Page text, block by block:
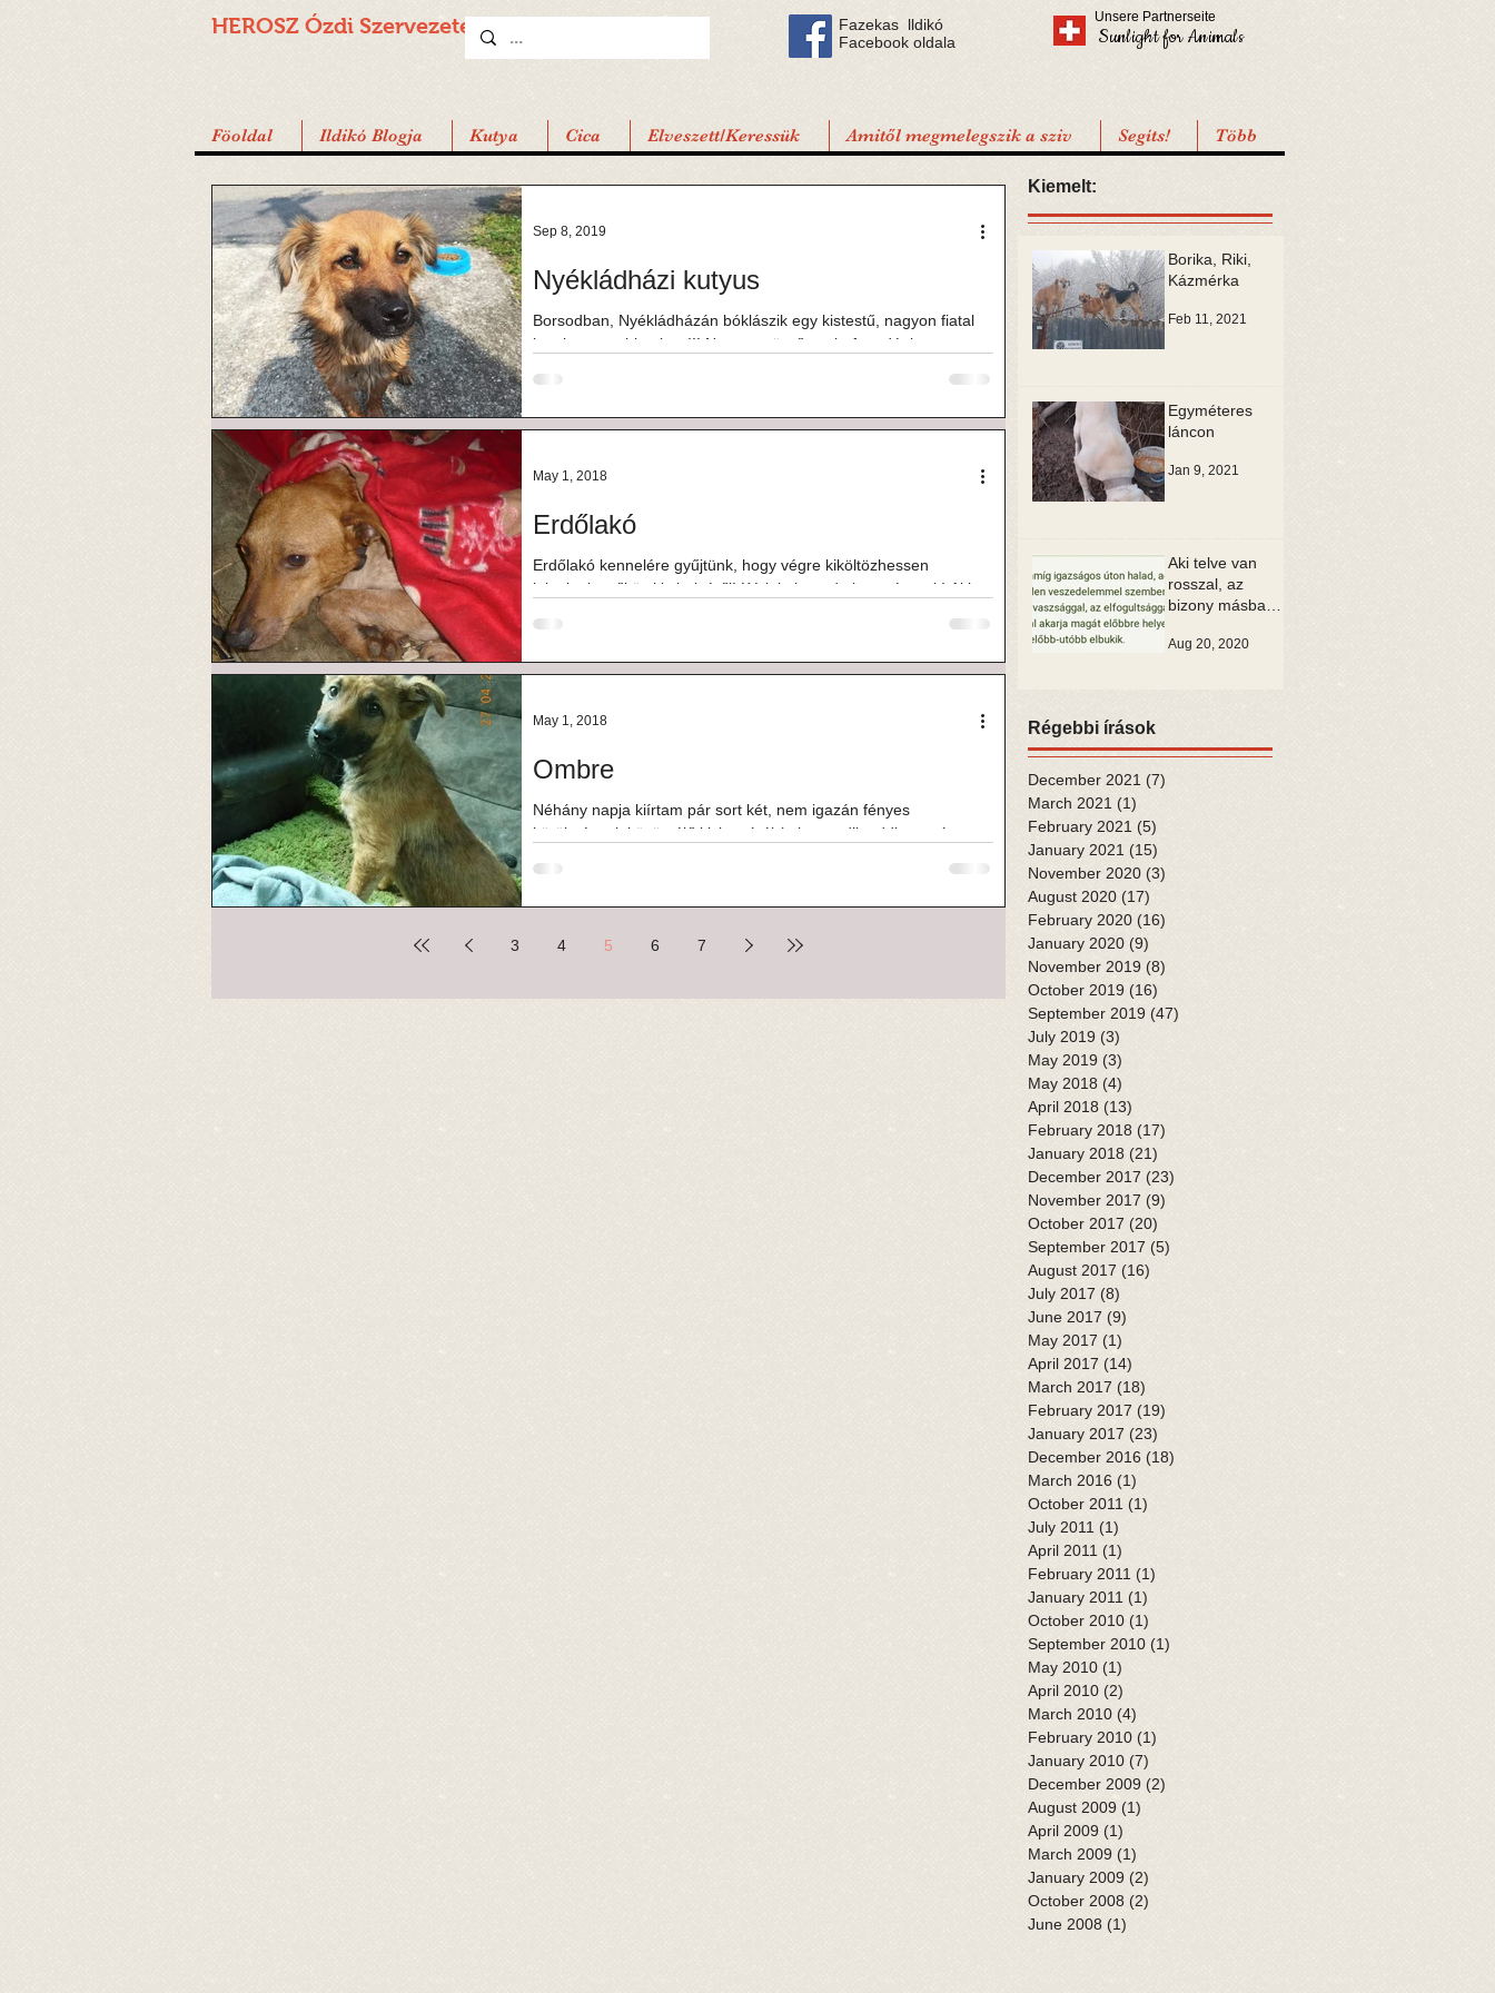
HEROSZ Ózdi Szervezete
Fazekas lldikó
Facebook oldala
Unsere Partnerseite
Sunlight for Animals
Föoldal Ildikó Blogja Kutya Cica Elveszett/Keressük Amitől megmelegszik a sziv Segíts! Több
Nyékládházi kutyus
Borsodban, Nyékládházán bóklászik egy kistestű, nagyon fiatal
kan kutyus, chip nincs!!! Nagyon sürgősen befogadót keres, ott
Sep 8, 2019
Erdőlakó
Erdőlakó kennelére gyűjtünk, hogy végre kiköltözhessen
jelenlegi, szűkös kis helyéről! Kérlek, ha tudtok, segítsetek! Aki
May 1, 2018
Ombre
Néhány napja kiírtam pár sort két, nem igazán fényes
körülmények között élő kiskutyáról (a harmadik addigra már
May 1, 2018
3 4 5 6 7
Kiemelt:
Borika, Riki,
Kázmérka
Feb 11, 2021
Egyméteres
láncon
Jan 9, 2021
Aki telve van
rosszal, az
bizony másban
tud látni
Aug 20, 2020
Régebbi írások
December 2021 (7)
March 2021 (1)
February 2021 (5)
January 2021 (15)
November 2020 (3)
August 2020 (17)
February 2020 (16)
January 2020 (9)
November 2019 (8)
October 2019 (16)
September 2019 (47)
July 2019 (3)
May 2019 (3)
May 2018 (4)
April 2018 (13)
February 2018 (17)
January 2018 (21)
December 2017 (23)
November 2017 (9)
October 2017 (20)
September 2017 (5)
August 2017 (16)
July 2017 (8)
June 2017 (9)
May 2017 (1)
April 2017 (14)
March 2017 (18)
February 2017 (19)
January 2017 (23)
December 2016 (18)
March 2016 (1)
October 2011 (1)
July 2011 (1)
April 2011 (1)
February 2011 (1)
January 2011 (1)
October 2010 (1)
September 2010 (1)
May 2010 (1)
April 2010 (2)
March 2010 (4)
February 2010 (1)
January 2010 (7)
December 2009 (2)
August 2009 (1)
April 2009 (1)
March 2009 (1)
January 2009 (2)
October 2008 (2)
June 2008 (1)